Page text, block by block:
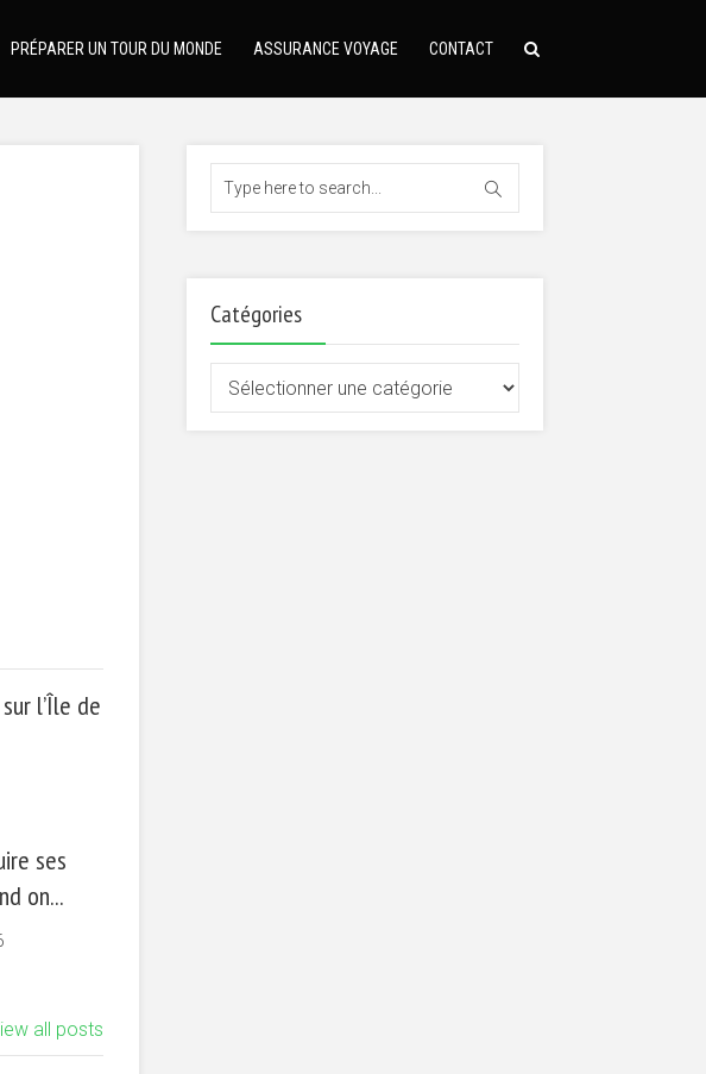
PRÉPARER UN TOUR DU MONDE ASSURANCE VOYAGE CONTACT
l’Île de
ses
on...
all posts
Catégories